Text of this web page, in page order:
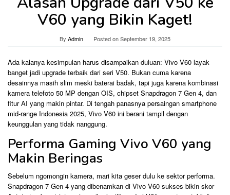
V60 yang Bikin Kaget!
By Admin Posted onSeptember 19, 2025
Ada kalanya kesimpulan harus disampaikan duluan: Vivo V60 layak
banget jadi upgrade terbaik dari seri V50. Bukan cuma karena
desainnya masih slim meski baterai badak, tapi juga karena kombinasi
kamera telefoto 50 MP dengan OIS, chipset Snapdragon 7 Gen 4, dan
fitur AI yang makin pintar. Di tengah panasnya persaingan smartphone
mid-range Indonesia 2025, Vivo V60 ini berani tampil dengan
keunggulan yang tidak nanggung.
Performa Gaming Vivo V60 yang
Makin Beringas
Sebelum ngomongin kamera, mari kita geser dulu ke sektor performa.
Snapdragon 7 Gen 4 yang dibenamkan di Vivo V60 sukses bikin skor